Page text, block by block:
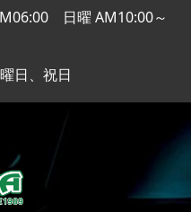
日曜 AM10:00～
日、祝日